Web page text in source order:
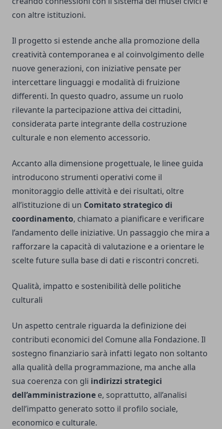
con altre istituzioni.
Il progetto si estende anche alla promozione della
creatività contemporanea e al coinvolgimento delle
nuove generazioni, con iniziative pensate per
intercettare linguaggi e modalità di fruizione
differenti. In questo quadro, assume un ruolo
rilevante la partecipazione attiva dei cittadini,
considerata parte integrante della costruzione
culturale e non elemento accessorio.
Accanto alla dimensione progettuale, le linee guida
introducono strumenti operativi come il
monitoraggio delle attività e dei risultati, oltre
all’istituzione di un Comitato strategico di
coordinamento, chiamato a pianificare e verificare
l’andamento delle iniziative. Un passaggio che mira a
rafforzare la capacità di valutazione e a orientare le
scelte future sulla base di dati e riscontri concreti.
Qualità, impatto e sostenibilità delle politiche
culturali
Un aspetto centrale riguarda la definizione dei
contributi economici del Comune alla Fondazione. Il
sostegno finanziario sarà infatti legato non soltanto
alla qualità della programmazione, ma anche alla
sua coerenza con gli indirizzi strategici
dell’amministrazione e, soprattutto, all’analisi
dell’impatto generato sotto il profilo sociale,
economico e culturale.